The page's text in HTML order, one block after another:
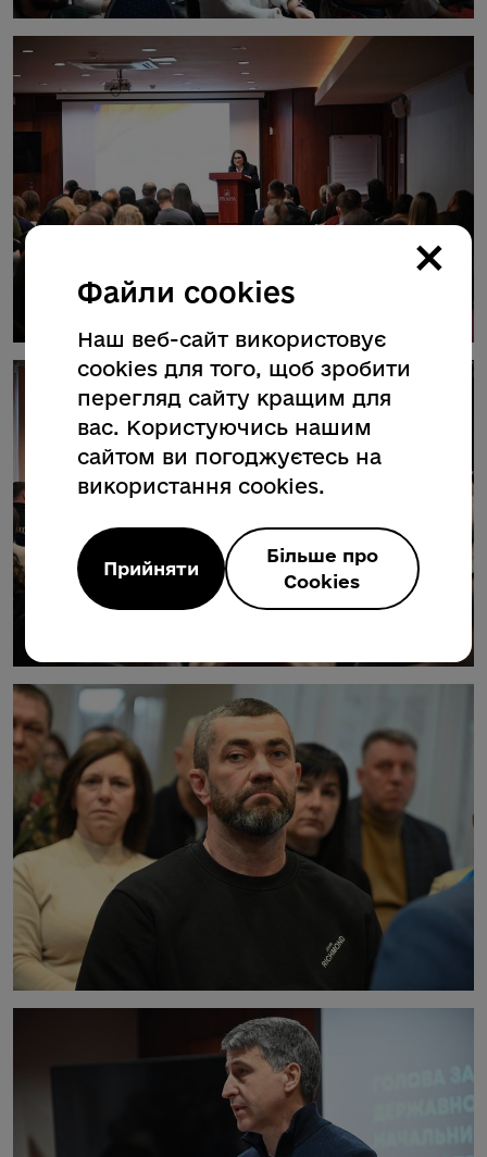
×
Файли cookies
Наш веб-сайт використовує
cookies для того, щоб зробити
перегляд сайту кращим для
вас. Користуючись нашим
сайтом ви погоджуєтесь на
використання cookies.
Прийняти
Більше про
Cookies